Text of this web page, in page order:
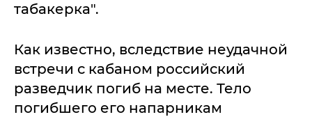
табакерка".
Как известно, вследствие неудачной
встречи с кабаном российский
разведчик погиб на месте. Тело
погибшего его напарникам